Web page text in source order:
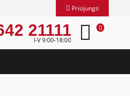
Prisijungti
21111
I-V 9:00-18:00
0